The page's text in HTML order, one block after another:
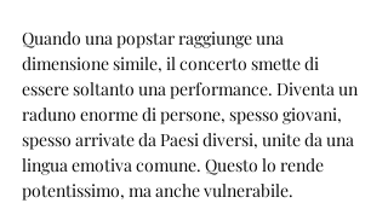
Quando una popstar raggiunge una
dimensione simile, il concerto smette di
essere soltanto una performance. Diventa un
raduno enorme di persone, spesso giovani,
spesso arrivate da Paesi diversi, unite da una
lingua emotiva comune. Questo lo rende
potentissimo, ma anche vulnerabile.